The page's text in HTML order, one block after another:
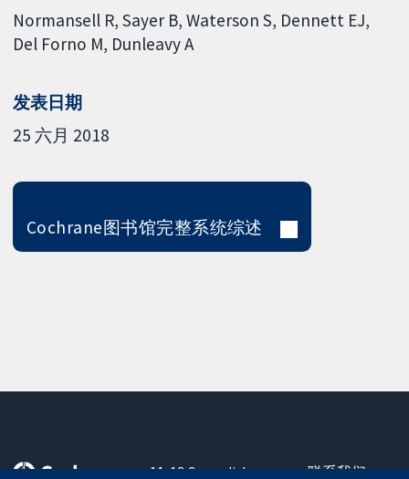
Normansell R Sayer B Waterson S Dennett EJ
Del Forno M Dunleavy A
发表日期
25 六月 2018
Cochrane图书馆完整系统综述
11-13 Cavendish 联系我们